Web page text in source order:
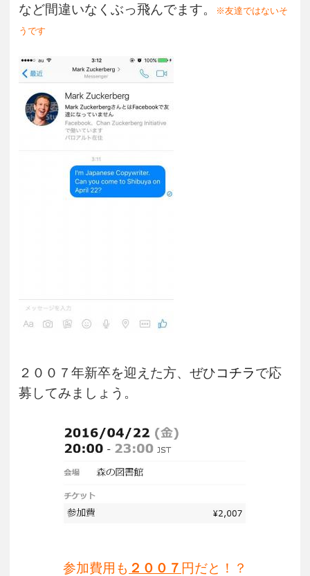
など間違いなくぶっ飛んでます。
※友達ではないそ
うです
２００７年新卒を迎えた方、ぜひコチラで応
募してみましょう。
参加費用も ２００７ 円だと！？